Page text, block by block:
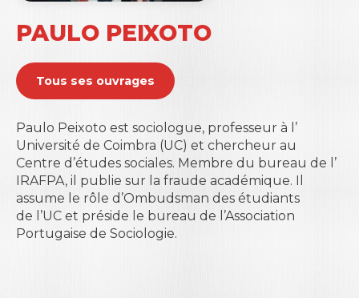
PAULO PEIXOTO
Tous ses ouvrages
Paulo Peixoto est sociologue, professeur à l’
Université de Coimbra (UC) et chercheur au
Centre d’études sociales. Membre du bureau de l’
IRAFPA, il publie sur la fraude académique. Il
assume le rôle d’Ombudsman des étudiants
de l’UC et préside le bureau de l’Association
Portugaise de Sociologie.